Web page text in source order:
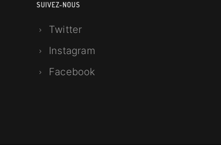
SUIVEZ-NOUS
Twitter
Instagram
Facebook